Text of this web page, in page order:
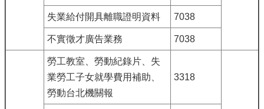
失業給付開具離職證明資料 7038
不實徵才廣告業務 7038
勞工教室、勞動紀錄片、失
業勞工子女就學費用補助、
勞動台北機關報
3318